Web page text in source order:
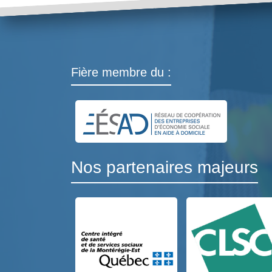
Fière membre du :
Nos partenaires majeurs